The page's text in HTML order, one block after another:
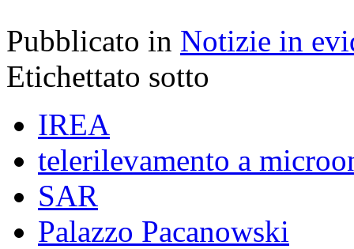
Pubblicato in Notizie in
Etichettato sotto
IREA
telerilevamento a
SAR
Palazzo Pacanowski